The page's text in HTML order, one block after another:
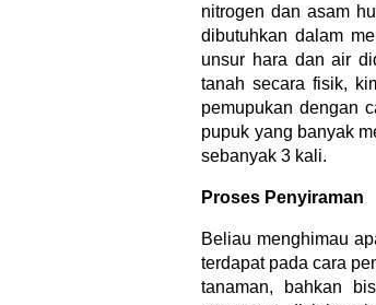
nitrogen dan asam
dibutuhkan dalam
unsur hara dan air
tanah secara fisik,
pemupukan dengan
pupuk yang banyak
sebanyak 3 kali.
Proses Penyiraman
Beliau menghimau
terdapat pada cara
tanaman, bahkan